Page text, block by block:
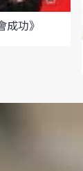
成功》